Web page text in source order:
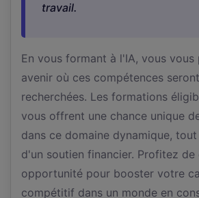
travail.
En vous formant à l'IA, vous vous
avenir où ces compétences
recherchées. Les formations
vous offrent une chance unique
dans ce domaine dynamique,
d'un soutien financier. Profitez de
opportunité pour booster votre
compétitif dans un monde en